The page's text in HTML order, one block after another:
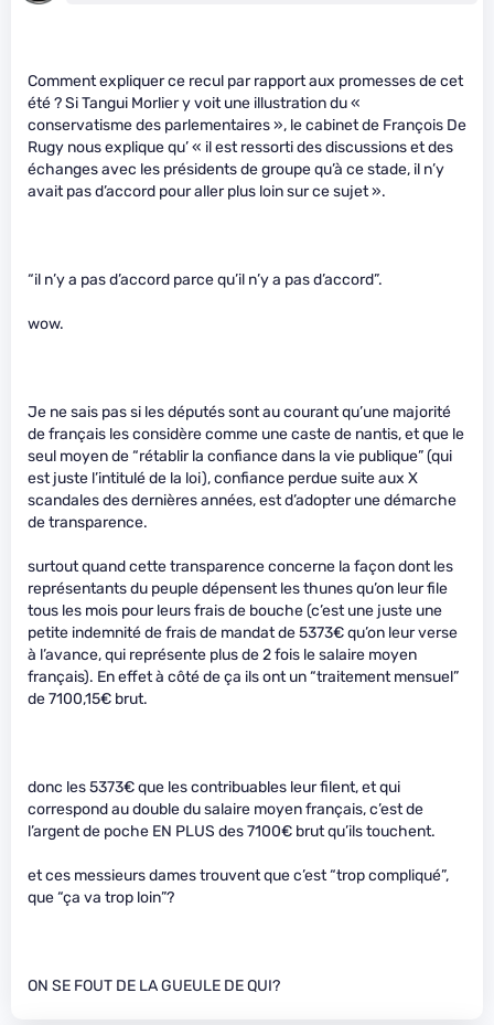
Comment expliquer ce recul par rapport aux promesses de cet
été ? Si Tangui Morlier y voit une illustration du «
conservatisme des parlementaires », le cabinet de François De
Rugy nous explique qu’ « il est ressorti des discussions et des
échanges avec les présidents de groupe qu’à ce stade, il n’y
avait pas d’accord pour aller plus loin sur ce sujet ».
“il n’y a pas d’accord parce qu’il n’y a pas d’accord”.
wow.
Je ne sais pas si les députés sont au courant qu’une majorité
de français les considère comme une caste de nantis, et que le
seul moyen de “rétablir la confiance dans la vie publique” (qui
est juste l’intitulé de la loi), confiance perdue suite aux X
scandales des dernières années, est d’adopter une démarche
de transparence.
surtout quand cette transparence concerne la façon dont les
représentants du peuple dépensent les thunes qu’on leur file
tous les mois pour leurs frais de bouche (c’est une juste une
petite indemnité de frais de mandat de 5373€ qu’on leur verse
à l’avance, qui représente plus de 2 fois le salaire moyen
français). En effet à côté de ça ils ont un “traitement mensuel”
de 7100,15€ brut.
donc les 5373€ que les contribuables leur filent, et qui
correspond au double du salaire moyen français, c’est de
l’argent de poche EN PLUS des 7100€ brut qu’ils touchent.
et ces messieurs dames trouvent que c’est “trop compliqué”,
que “ça va trop loin”?
ON SE FOUT DE LA GUEULE DE QUI?